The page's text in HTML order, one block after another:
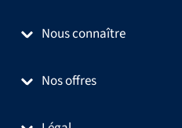
Nous connaître
Nos offres